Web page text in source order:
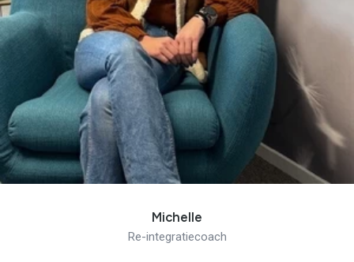
Michelle
Re-integratiecoach